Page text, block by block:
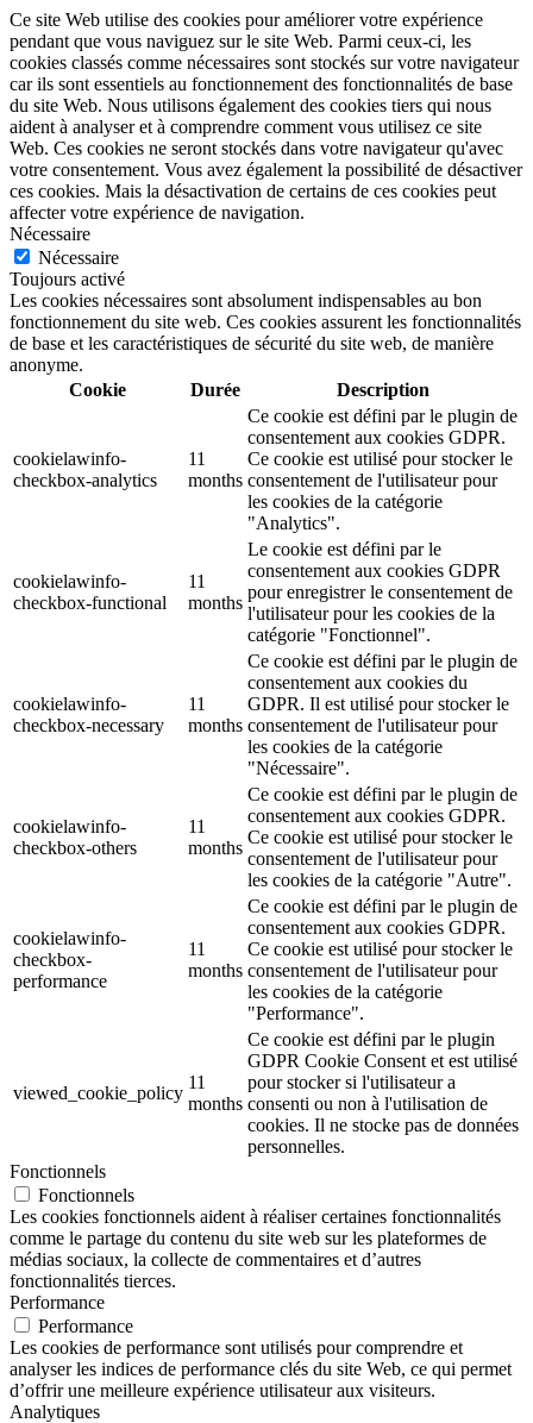
Ce site Web utilise des cookies pour améliorer votre expérience
pendant que vous naviguez sur le site Web. Parmi ceux-ci, les
cookies classés comme nécessaires sont stockés sur votre navigateur
car ils sont essentiels au fonctionnement des fonctionnalités de base
du site Web. Nous utilisons également des cookies tiers qui nous
aident à analyser et à comprendre comment vous utilisez ce site
Web. Ces cookies ne seront stockés dans votre navigateur qu'avec
votre consentement. Vous avez également la possibilité de désactiver
ces cookies. Mais la désactivation de certains de ces cookies peut
affecter votre expérience de navigation.
Nécessaire
Nécessaire
Toujours activé
Les cookies nécessaires sont absolument indispensables au bon
fonctionnement du site web. Ces cookies assurent les fonctionnalités
de base et les caractéristiques de sécurité du site web, de manière
anonyme.
Cookie
Durée Description
cookielawinfo-
checkbox-analytics
11
months
Ce cookie est défini par le plugin de
consentement aux cookies GDPR.
Ce cookie est utilisé pour stocker le
consentement de l'utilisateur pour
les cookies de la catégorie
"Analytics".
cookielawinfo-
checkbox-functional
11
months
Le cookie est défini par le
consentement aux cookies GDPR
pour enregistrer le consentement de
l'utilisateur pour les cookies de la
catégorie "Fonctionnel".
cookielawinfo-
checkbox-necessary
11
months
Ce cookie est défini par le plugin de
consentement aux cookies du
GDPR. Il est utilisé pour stocker le
consentement de l'utilisateur pour
les cookies de la catégorie
"Nécessaire".
cookielawinfo-
checkbox-others
11
months
Ce cookie est défini par le plugin de
consentement aux cookies GDPR.
Ce cookie est utilisé pour stocker le
consentement de l'utilisateur pour
les cookies de la catégorie "Autre".
cookielawinfo-
checkbox-
performance
11
months
Ce cookie est défini par le plugin de
consentement aux cookies GDPR.
Ce cookie est utilisé pour stocker le
consentement de l'utilisateur pour
les cookies de la catégorie
"Performance".
viewed_cookie_policy
11
months
Ce cookie est défini par le plugin
GDPR Cookie Consent et est utilisé
pour stocker si l'utilisateur a
consenti ou non à l'utilisation de
cookies. Il ne stocke pas de données
personnelles.
Fonctionnels
Fonctionnels
Les cookies fonctionnels aident à réaliser certaines fonctionnalités
comme le partage du contenu du site web sur les plateformes de
médias sociaux, la collecte de commentaires et d’autres
fonctionnalités tierces.
Performance
Performance
Les cookies de performance sont utilisés pour comprendre et
analyser les indices de performance clés du site Web, ce qui permet
d’offrir une meilleure expérience utilisateur aux visiteurs.
Analytiques